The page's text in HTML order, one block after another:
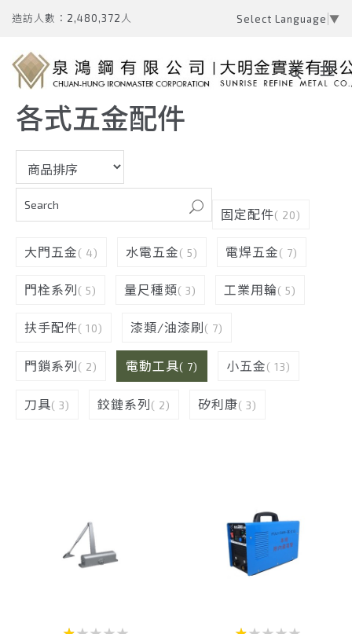
造訪人數：2,480,372人 Select Language ▼
各式五金配件
固定配件( 20)
大門五金( 4) 水電五金( 5) 電焊五金( 7)
門栓系列 ( 5) 量尺種類( 3) 工業用輪( 5)
扶手配件( 10) 漆類/油漆刷 ( 7)
門鎖系列 ( 2) 電動工具( 7) 小五金( 13)
刀具( 3) 鉸鏈系列 ( 2) 矽利康( 3)